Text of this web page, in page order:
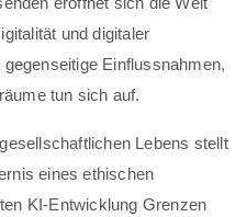
und digitaler
Einflussnahmen,
tun sich auf.
Lebens stellt
eines ethischen
KI-Entwicklung Grenzen